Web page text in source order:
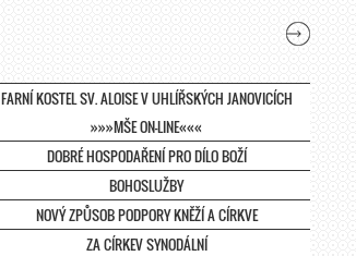
FARNÍ KOSTEL SV. ALOISE V UHLÍŘSKÝCH JANOVICÍCH
»»»MŠE ON-LINE«««
DOBRÉ HOSPODAŘENÍ PRO DÍLO BOŽÍ
BOHOSLUŽBY
NOVÝ ZPŮSOB PODPORY KNĚŽÍ A CÍRKVE
ZA CÍRKEV SYNODÁLNÍ